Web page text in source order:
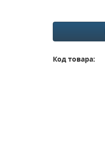
Код товара: